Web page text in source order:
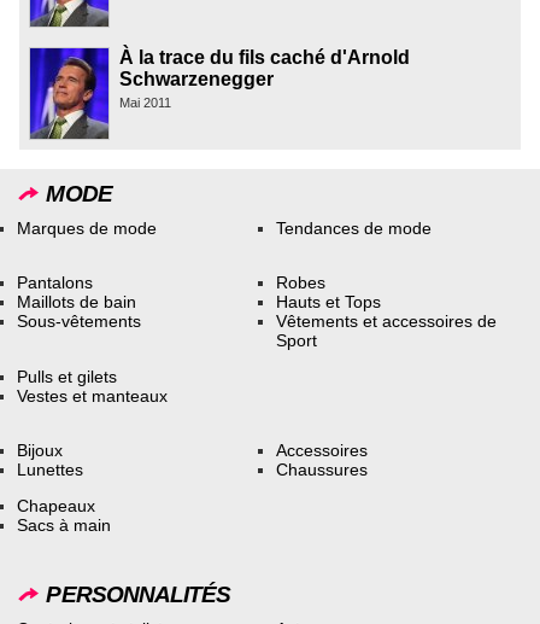
À la trace du fils caché d'Arnold
Schwarzenegger
Mai 2011
MODE
Marques de mode Tendances de mode
Pantalons
Maillots de bain
Sous-vêtements
Robes
Hauts et Tops
Vêtements et accessoires de
Sport
Pulls et gilets
Vestes et manteaux
Bijoux
Lunettes
Accessoires
Chaussures
Chapeaux
Sacs à main
PERSONNALITÉS